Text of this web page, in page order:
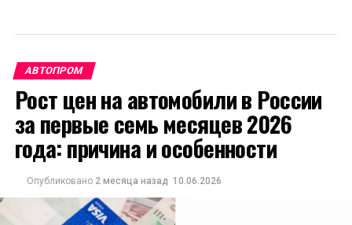
АВТОПРОМ
Рост цен на автомобили в России
за первые семь месяцев 2026
года: причина и особенности
Опубликовано 2 месяца назад 10.06.2026